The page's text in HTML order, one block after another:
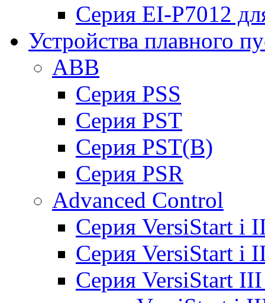
Серия EI-P7012
Устройства плавного
ABB
Cерия PSS
Cерия PST
Cерия PST(B)
Серия PSR
Advanced Control
Cерия VersiStart i
Cерия VersiStart i
Cерия VersiStart